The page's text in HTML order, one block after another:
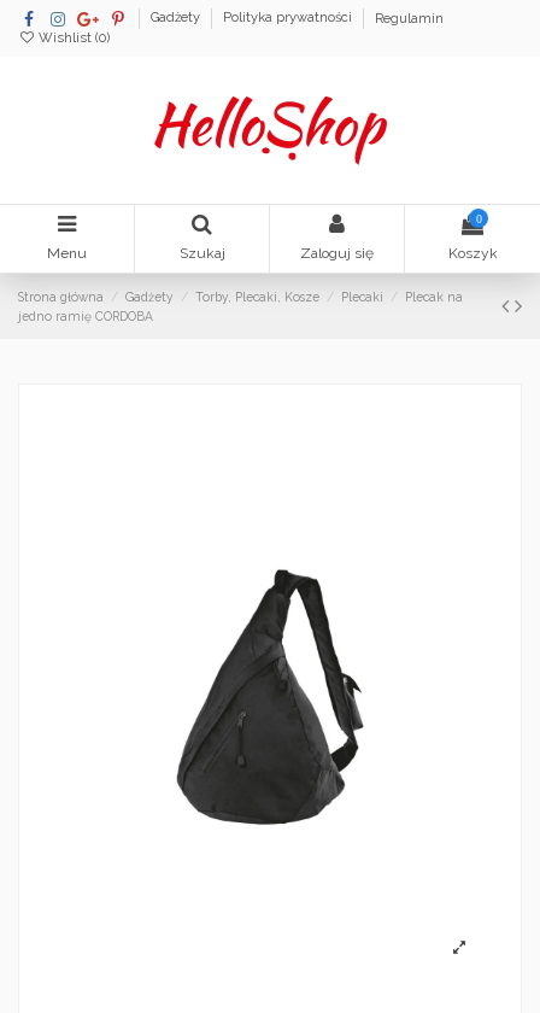
Gadżety Polityka prywatności
Regulamin
Wishlist (0)
Menu Szukaj Zaloguj się
0
Koszyk
Strona główna Gadżety Torby, Plecaki, Kosze Plecaki
Plecak na
jedno ramię CORDOBA